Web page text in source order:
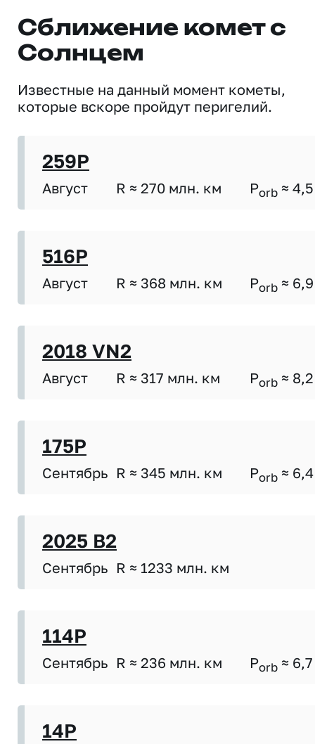
Сближение комет с
Солнцем
Известные на данный момент кометы,
которые вскоре пройдут перигелий.
259P
Август R ≈ 270 млн. км Porb ≈ 4,5
516P
Август R ≈ 368 млн. км Porb ≈ 6,9
2018 VN2
Август R ≈ 317 млн. км Porb ≈ 8,2
175P
Сентябрь R ≈ 345 млн. км Porb ≈ 6,4
2025 B2
Сентябрь R ≈ 1233 млн. км
114P
Сентябрь R ≈ 236 млн. км Porb ≈ 6,7
14P